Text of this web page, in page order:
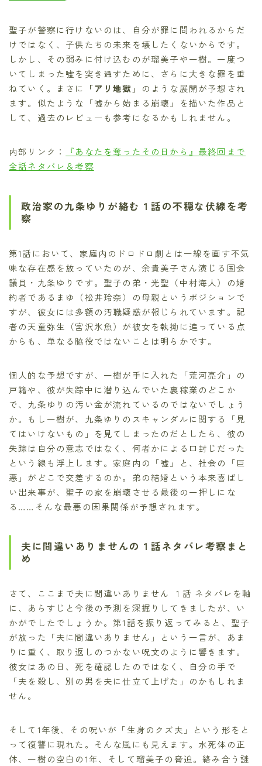
聖子が警察に行けないのは、自分が罪に問われるからだ
けではなく、子供たちの未来を壊したくないからです。
しかし、その弱みに付け込むのが瑠美子や一樹。一度つ
いてしまった嘘を突き通すために、さらに大きな罪を重
ねていく。まさに
「アリ地獄」
のような展開が予想され
ます。似たような「嘘から始まる崩壊」を描いた作品と
して、過去のレビューも参考になるかもしれません。
内部リンク：
『あなたを奪ったその日から』最終回まで
全話ネタバレ＆考察
政治家の九条ゆりが絡む１話の不穏な伏線を考
察
第1話において、家庭内のドロドロ劇とは一線を画す不気
味な存在感を放っていたのが、余貴美子さん演じる国会
議員・九条ゆりです。聖子の弟・光聖（中村海人）の婚
約者であるまゆ（松井玲奈）の母親というポジションで
すが、彼女には多額の汚職疑惑が報じられています。記
者の天童弥生（宮沢氷魚）が彼女を執拗に追っている点
からも、単なる脇役ではないことは明らかです。
個人的な予想ですが、一樹が手に入れた「荒河亮介」の
戸籍や、彼が失踪中に潜り込んでいた裏稼業のどこか
で、九条ゆりの汚い金が流れているのではないでしょう
か。もし一樹が、九条ゆりのスキャンダルに関する「見
てはいけないもの」を見てしまったのだとしたら、彼の
失踪は自分の意志ではなく、何者かによる口封じだった
という線も浮上します。家庭内の「嘘」と、社会の「巨
悪」がどこで交差するのか。弟の結婚という本来喜ばし
い出来事が、聖子の家を崩壊させる最後の一押しにな
る……そんな最悪の因果関係が予想されます。
夫に間違いありませんの１話ネタバレ考察まと
め
さて、ここまで夫に間違いありません １話 ネタバレを軸
に、あらすじと今後の予測を深掘りしてきましたが、い
かがでしたでしょうか。第1話を振り返ってみると、聖子
が放った「夫に間違いありません」という一言が、あま
りに重く、取り返しのつかない呪文のように響きます。
彼女はあの日、死を確認したのではなく、自分の手で
「夫を殺し、別の男を夫に仕立て上げた」のかもしれま
せん。
そして1年後、その呪いが「生身のクズ夫」という形をと
って復讐に現れた。そんな風にも見えます。水死体の正
体、一樹の空白の1年、そして瑠美子の脅迫。絡み合う謎